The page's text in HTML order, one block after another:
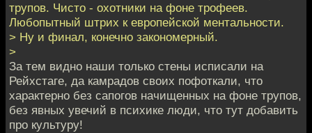
трупов. Чисто - охотники на фоне трофеев.
Любопытный штрих к европейской ментальности.
> Ну и финал, конечно закономерный.
>
За тем видно наши только стены исписали на
Рейхстаге, да камрадов своих пофоткали, что
характерно без сапогов начищенных на фоне трупов,
без явных увечий в психике люди, что тут добавить
про культуру!